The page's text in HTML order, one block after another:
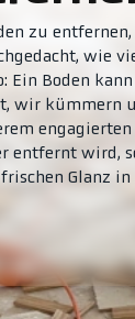
zu
wie
Ein Boden
wir kümmern
entfernt wird,
Glanz in